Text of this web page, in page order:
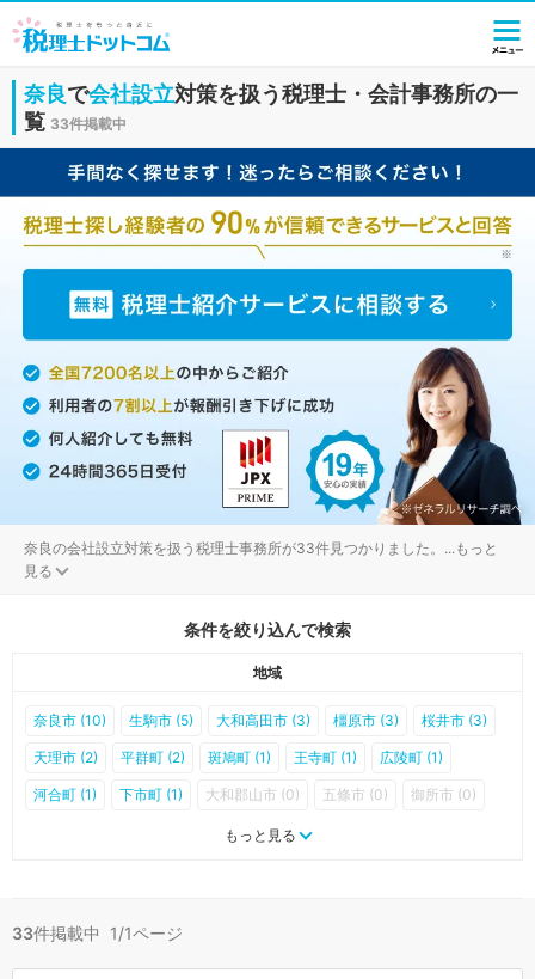
奈良で会社設立対策を扱う税理士・会計事務所の一
覧 33件掲載中
奈良の会社設立対策を扱う税理士事務所が33件見つかりました。 ...もっと
見る
条件を絞り込んで検索
地域
奈良市 (10) 生駒市 (5) 大和高田市 (3) 橿原市 (3) 桜井市 (3)
天理市 (2) 平群町 (2) 斑鳩町 (1) 王寺町 (1) 広陵町 (1)
河合町 (1) 下市町 (1) 大和郡山市 (0) 五條市 (0) 御所市 (0)
宇陀市 (0) 山添村 (0)
大淀町 (0) 黒滝村 (0)
もっと見る
33件掲載中 1/1ページ